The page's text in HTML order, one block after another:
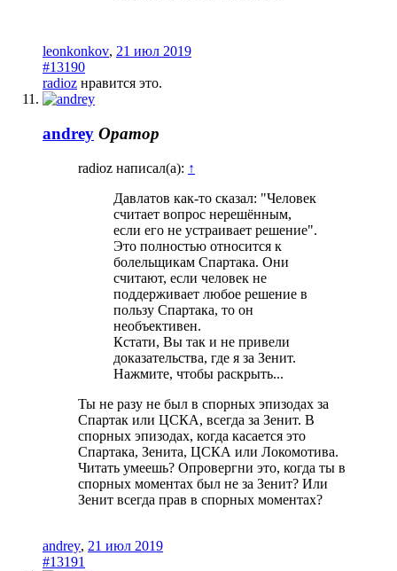
leonkonkov, 21 июл 2019
#13190
radioz нравится это.
andrey Оратор
radioz написал(а): ↑
Давлатов как-то сказал: "Человек
считает вопрос нерешённым,
если его не устраивает решение".
Это полностью относится к
болельщикам Спартака. Они
считают, если человек не
поддерживает любое решение в
пользу Спартака, то он
необъективен.
Кстати, Вы так и не привели
доказательства, где я за Зенит.
Нажмите, чтобы раскрыть...
Ты не разу не был в спорных эпизодах за
Спартак или ЦСКА, всегда за Зенит. В
спорных эпизодах, когда касается это
Спартака, Зенита, ЦСКА или Локомотива.
Читать умеешь? Опровергни это, когда ты в
спорных моментах был не за Зенит? Или
Зенит всегда прав в спорных моментах?
andrey, 21 июл 2019
#13191